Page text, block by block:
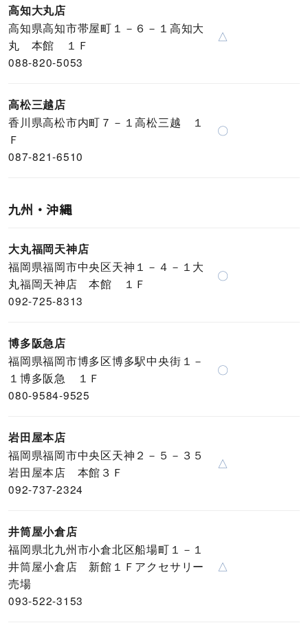
高知大丸店
高知県高知市帯屋町１－６－１高知大
丸 本館 １Ｆ
088-820-5053
△
高松三越店
香川県高松市内町７－１高松三越 １
Ｆ
087-821-6510
〇
九州・沖縄
大丸福岡天神店
福岡県福岡市中央区天神１－４－１大
丸福岡天神店 本館 １Ｆ
092-725-8313
〇
博多阪急店
福岡県福岡市博多区博多駅中央街１－
１博多阪急 １Ｆ
080-9584-9525
〇
岩田屋本店
福岡県福岡市中央区天神２－５－３５
岩田屋本店 本館３Ｆ
092-737-2324
△
井筒屋小倉店
福岡県北九州市小倉北区船場町１－１
井筒屋小倉店 新館１Ｆアクセサリー
売場
093-522-3153
△